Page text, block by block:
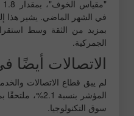
في الشهر الماضي. يشير هذا
بمزيد من الثقة وسط
الجمركية.
الاتصالات أيضًا
لم يبق قطاع الاتصالات
المؤشر بنسبة
سوق التكنولوجيا.